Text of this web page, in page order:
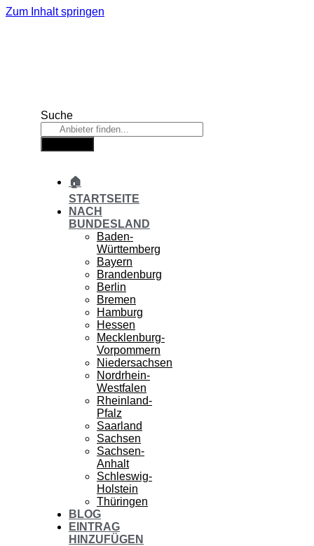
Zum Inhalt springen
Suche
🏠
STARTSEITE
NACH
BUNDESLAND
Baden-
Württemberg
Bayern
Brandenburg
Berlin
Bremen
Hamburg
Hessen
Mecklenburg-
Vorpommern
Niedersachsen
Nordrhein-
Westfalen
Rheinland-
Pfalz
Saarland
Sachsen
Sachsen-
Anhalt
Schleswig-
Holstein
Thüringen
BLOG
EINTRAG
HINZUFÜGEN